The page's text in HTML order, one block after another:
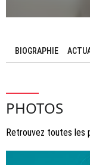
BIOGRAPHIE
PHOTOS
Retrouvez toutes les